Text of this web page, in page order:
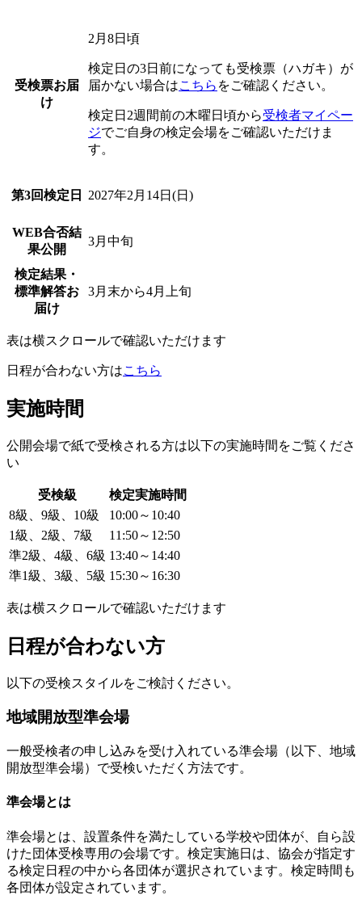
受検票お届
け
2月8日頃
検定日の3日前になっても受検票（ハガキ）が
届かない場合はこちら をご確認ください。
検定日2週間前の木曜日頃から受検者マイペー
ジでご自身の検定会場をご確認いただけま
す。
第3回検定日 2027年2月14日(日)
WEB合否結
果公開
3月中旬
検定結果・
標準解答お
届け
3月末から4月上旬
表は横スクロールで確認いただけます
日程が合わない方はこちら
実施時間
公開会場で紙で受検される方は以下の実施時間をご覧くださ
い
受検級
検定実施時間
8級、9級、10級
10:00～10:40
1級、2級、7級
11:50～12:50
準2級、4級、6級 13:40～14:40
準1級、3級、5級 15:30～16:30
表は横スクロールで確認いただけます
日程が合わない方
以下の受検スタイルをご検討ください。
地域開放型準会場
一般受検者の申し込みを受け入れている準会場（以下、地域
開放型準会場）で受検いただく方法です。
準会場とは
準会場とは、設置条件を満たしている学校や団体が、自ら設
けた団体受検専用の会場です。検定実施日は、協会が指定す
る検定日程の中から各団体が選択されています。検定時間も
各団体が設定されています。